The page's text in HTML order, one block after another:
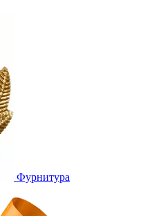
Фурнитура